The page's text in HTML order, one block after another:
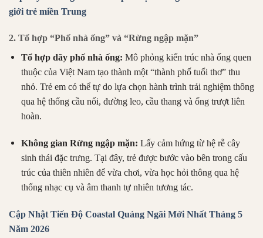
giới trẻ miền Trung
2. Tổ hợp “Phố nhà ống” và “Rừng ngập mặn”
Tổ hợp dãy phố nhà ống: Mô phỏng kiến trúc nhà ống quen
thuộc của Việt Nam tạo thành một “thành phố tuổi thơ” thu
nhỏ. Trẻ em có thể tự do lựa chọn hành trình trải nghiệm thông
qua hệ thống cầu nối, đường leo, cầu thang và ống trượt liên
hoàn.
Không gian Rừng ngập mặn: Lấy cảm hứng từ hệ rễ cây
sinh thái đặc trưng. Tại đây, trẻ được bước vào bên trong cấu
trúc của thiên nhiên để vừa chơi, vừa học hỏi thông qua hệ
thống nhạc cụ và âm thanh tự nhiên tương tác.
Cập Nhật Tiến Độ Coastal Quảng Ngãi Mới Nhất Tháng 5
Năm 2026